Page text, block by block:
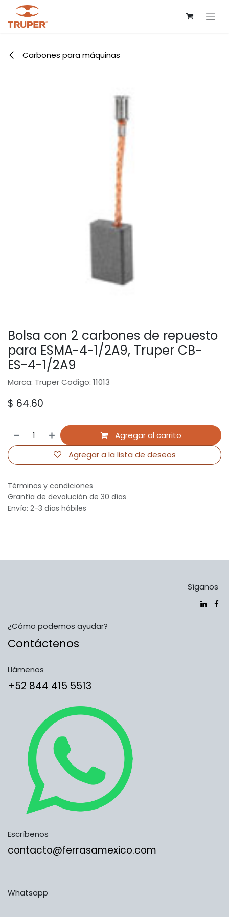
Ir al contenido
Carbones para máquinas
Bolsa con 2 carbones de repuesto
para ESMA-4-1/2A9, Truper CB-
ES-4-1/2A9
Marca: Truper Codigo: 11013
$ 64.60
Agregar al carrito
Agregar a la lista de deseos
Términos y condiciones
Grantía de devolución de 30 días
Envío: 2-3 días hábiles
Síganos
¿Cómo podemos ayudar?
Contáctenos
Llámenos
​​​​​​​​​​​​+5​2​ ​8​4​4​ ​4​1​5​ 5​5​1​3​​​​​​​​​​​​​​
Escríbenos
contacto@ferrasamexico.com
Whatsapp